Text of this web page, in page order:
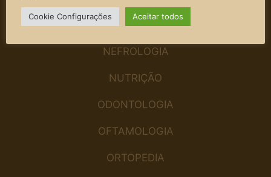
MASTOLOGIA
NEFROLOGIA
NUTRIÇÃO
ODONTOLOGIA
OFTAMOLOGIA
ORTOPEDIA
Cookie Configurações Aceitar todos